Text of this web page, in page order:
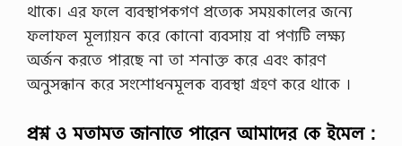
থাকে। এর ফলে ব্যবস্থাপকগণ প্রত্যেক সময়কালের জন্যে
ফলাফল মূল্যায়ন করে কোনো ব্যবসায় বা পণ্যটি লক্ষ্য
অর্জন করতে পারছে না তা শনাক্ত করে এবং কারণ
অনুসন্ধান করে সংশোধনমূলক ব্যবস্থা গ্রহণ করে থাকে ।
প্রশ্ন ও মতামত জানাতে পারেন আমাদের কে ইমেল :